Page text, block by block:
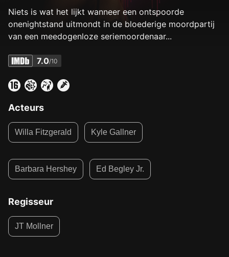
Niets is wat het lijkt wanneer een ontspoorde
onenightstand uitmondt in de bloederige moordpartij
van een meedogenloze seriemoordenaar...
7.0/10
Acteurs
Willa Fitzgerald Kyle Gallner
Barbara Hershey Ed Begley Jr.
Regisseur
JT Mollner